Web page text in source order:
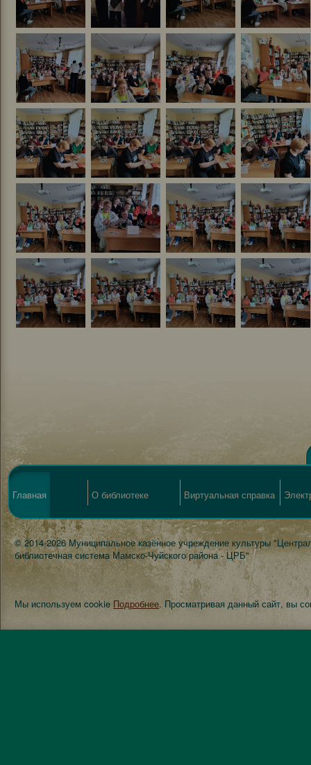
Главная О библиотеке Виртуальная справка
© 2014-2026 Муниципальное казённое учреждение культуры
библиотечная система Мамско-Чуйского района - ЦРБ"
Мы используем cookie Подробнее. Просматривая данный сайт, вы